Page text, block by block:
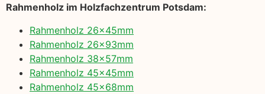
Rahmenholz im Holzfachzentrum Potsdam:
Rahmenholz 26x45mm
Rahmenholz 26x93mm
Rahmenholz 38x57mm
Rahmenholz 45x45mm
Rahmenholz 45x68mm